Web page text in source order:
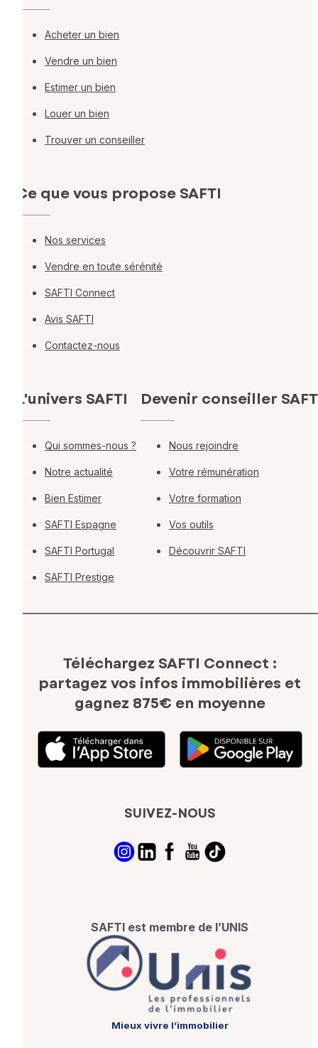
Acheter un bien
Vendre un bien
Estimer un bien
Louer un bien
Trouver un conseiller
Ce que vous propose SAFTI
Nos services
Vendre en toute sérénité
SAFTI Connect
Avis SAFTI
Contactez-nous
L'univers SAFTI
Qui sommes-nous ?
Notre actualité
Bien Estimer
SAFTI Espagne
SAFTI Portugal
SAFTI Prestige
Devenir conseiller
Nous rejoindre
Votre rémunération
Votre formation
Vos outils
Découvrir SAFTI
Téléchargez SAFTI Connect :
partagez vos infos immobilières et
gagnez 875€ en moyenne
SUIVEZ-NOUS
SAFTI est membre de l’UNIS
Mieux vivre l’immobilier